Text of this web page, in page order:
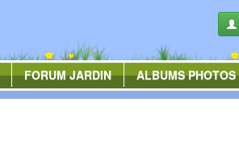
FORUMJARDIN ALBUMSPHOTOS